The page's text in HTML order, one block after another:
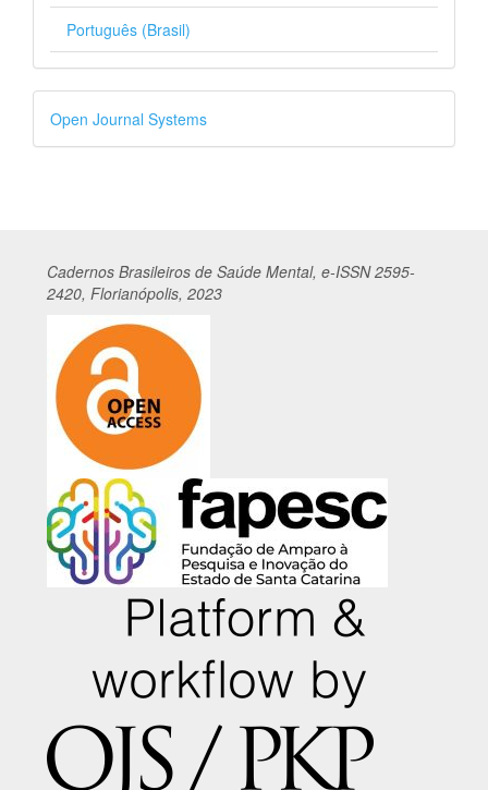
Português (Brasil)
Desenvolvido
por
Open Journal Systems
Cadernos Brasileiros de Saúde Mental, e-ISSN 2595-
2420, Florianópolis, 2023